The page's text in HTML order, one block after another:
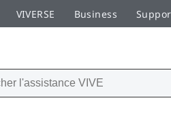
VIVERSE Business